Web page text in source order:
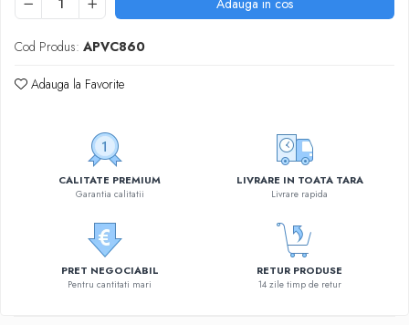
Adauga in cos
Cod Produs: APVC860
Adauga la Favorite
CALITATE PREMIUM
Garantia calitatii
LIVRARE IN TOATA TARA
Livrare rapida
PRET NEGOCIABIL
Pentru cantitati mari
RETUR PRODUSE
14 zile timp de retur